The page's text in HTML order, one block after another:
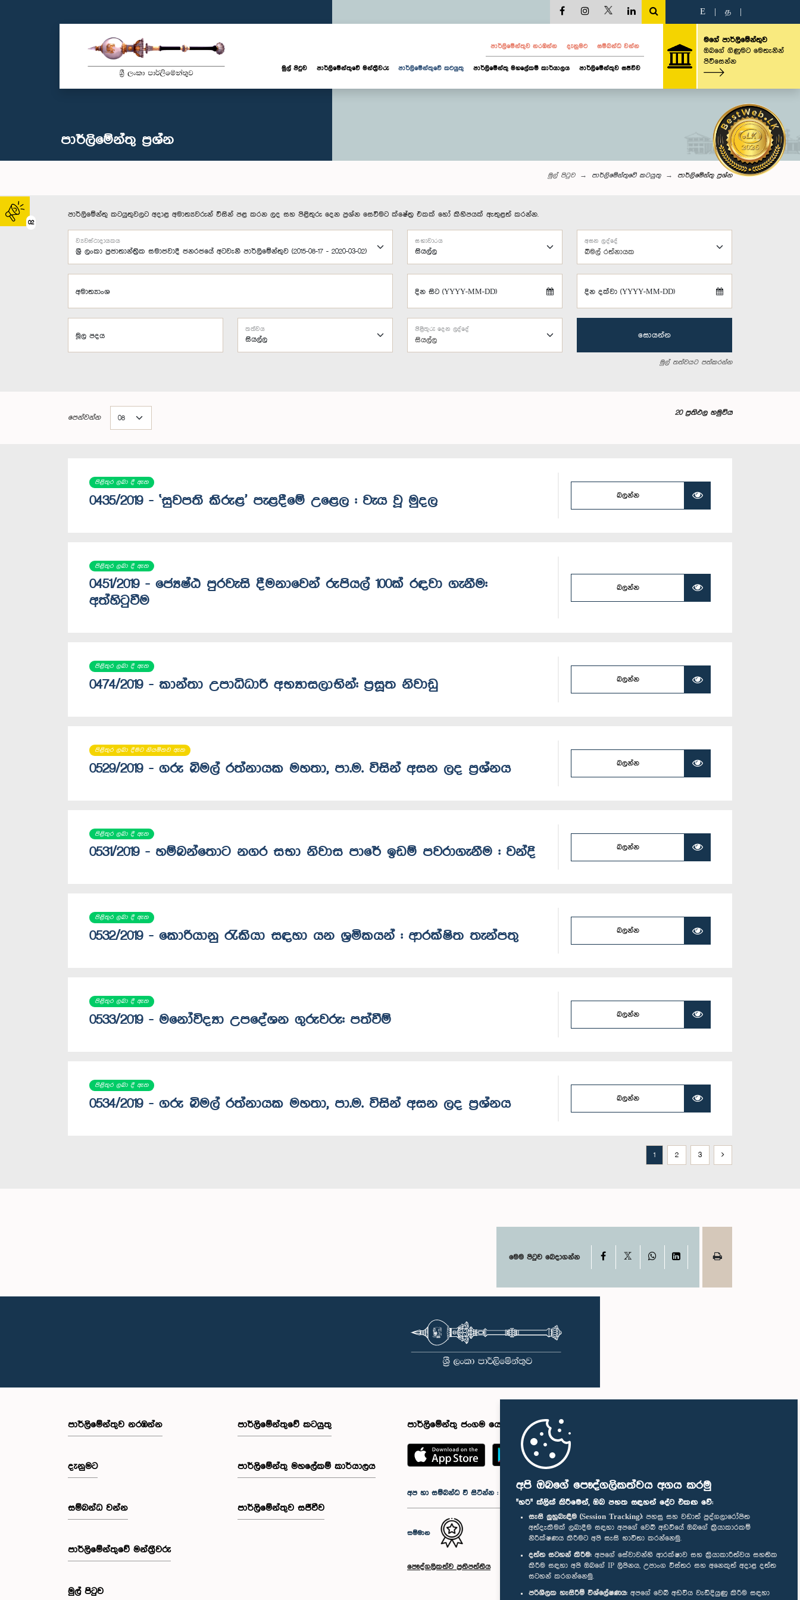
අපි ඔබගේ පෞද්ගලිකත්වය අගය කරමු
"හරි" ක්ලික් කිරීමෙන්, ඔබ පහත සඳහන් දේට එකඟ වේ:
සැසි ලුහුබැඳීම (Session Tracking): පහසු සහ වඩාත් පුද්ගලාරෝපිත
අත්දැකීමක් ලබාදීම සඳහා අපගේ වෙබ් අඩවියේ ඔබගේ ක්‍රියාකාරකම්
නිරීක්ෂණය කිරීමට අපි සැසි භාවිතා කරන්නෙමු.
දත්ත සටහන් කිරීම: අපගේ සේවාවන්හි ආරක්ෂාව සහ ක්‍රියාකාරීත්වය සහතික
කිරීම සඳහා අපි ඔබගේ IP ලිපිනය, උපාංග විස්තර සහ අනෙකුත් අදාළ දත්ත
සටහන් කරගන්නෙමු.
පරිශීලක හැසිරීම් විශ්ලේෂණය: අපගේ වෙබ් අඩවිය වැඩිදියුණු කිරීම සඳහා
02
E த
පාර්ලි‌මේන්තුව නරඹන්න දැනුමට සම්බන්ධ වන්න
මුල් පිටුව පාර්ලි‌මේන්තුවේ මන්ත්‍රීවරු පාර්ලිමේන්තුවේ කටයුතු පාර්ලිමේන්තු මහලේකම් කාර්යාලය පාර්ලිමේන්තුව සජීවීව
මගේ පාර්ලිමේන්තුව
ඔබගේ ගිණුමට මෙතැනින්
පිවිසෙන්න
පාර්ලි‌මේන්තු‌ ප්‍රශ්න
මුල් පිටුව පාර්ලිමේන්තුවේ කටයුතු පාර්ලි‌මේන්තු‌ ප්‍රශ්න
පාර්ලිමේන්තු කටයුතුවලට අදාළ අමාත්‍යවරුන් විසින් පළ කරන ලද සහ පිළිතුරු දෙන ප්‍රශ්න සෙවීමට ක්ෂේත්‍ර එකක් හෝ කිහිපයක් ඇතුළත් කරන්න.
ව්‍යවස්ථාදායකය සභාවාරය
බිමල් රත්නායක
අසන ලද්දේ
අමාත්‍යාංශ දින සිට (YYYY-MM-DD) දින දක්වා (YYYY-MM-DD)
මූල පදය
තත්වය
සියල්ල
පිළිතුරු දෙන ලද්දේ
සොයන්න
මුල් තත්වයට පත්කරන්න
පෙන්වන්න
20 ප්‍රතිඵල හමුවිය
පිළිතුර ලබා දී ඇත
0435/2019 - `සුවපති කිරුළ' පැළදීමේ උළෙල : වැය වූ මුදල බලන්න
පිළිතුර ලබා දී ඇත
0451/2019 - ජ්‍යෙෂ්ඨ පුරවැසි දීමනාවෙන් රුපියල් 100ක් රඳවා ගැනීම:
අත්හිටුවීම
බලන්න
පිළිතුර ලබා දී ඇත
0474/2019 - කාන්තා උපාධිධාරි අභ්‍යාසලාභින්: ප්‍රසූත නිවාඩු බලන්න
පිළිතුර ලබා දීමට නියමිතව ඇත
0529/2019 - ගරු බිමල් රත්නායක මහතා, පා.ම. විසින් අසන ලද ප්‍රශ්නය බලන්න
පිළිතුර ලබා දී ඇත
0531/2019 - හම්බන්තොට නගර සභා නිවාස පාරේ ඉඩම් පවරාගැනීම : වන්දි බලන්න
පිළිතුර ලබා දී ඇත
0532/2019 - කොරියානු රැකියා සඳහා යන ශ්‍රමිකයන් : ආරක්ෂිත තැන්පතු බලන්න
පිළිතුර ලබා දී ඇත
0533/2019 - මනෝවිද්‍යා උපදේශන ගුරුවරු: පත්වීම් බලන්න
පිළිතුර ලබා දී ඇත
0534/2019 - ගරු බිමල් රත්නායක මහතා, පා.ම. විසින් අසන ලද ප්‍රශ්නය බලන්න
1 2 3
මෙම පිටුව බෙදාගන්න Facebook WhatsAppLinkedIn
පාර්ලි‌මේන්තුව නරඹන්න
දැනුමට
සම්බන්ධ වන්න
පාර්ලි‌මේන්තුවේ මන්ත්‍රීවරු
මුල් පිටුව
පාර්ලිමේන්තුවේ කටයුතු
පාර්ලිමේන්තු මහලේකම් කාර්යාලය
පාර්ලිමේන්තුව සජීවීව
පාර්ලිමේන්තු ජංගම යෙදුම
අප හා සම්බන්ධ වී සිටින්න :
සම්මාන
පෞද්ගලිකත්ව ප්‍රතිපත්තිය